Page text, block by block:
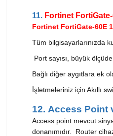
11. Fortinet
Fortinet FortiGate-60E
Tüm bilgisayarlarınızda
Port sayısı, büyük
Bağlı diğer aygıtlara ek
İşletmeleriniz için Akıllı
12. Access Point
Access point mevcut
donanımıdır. Router